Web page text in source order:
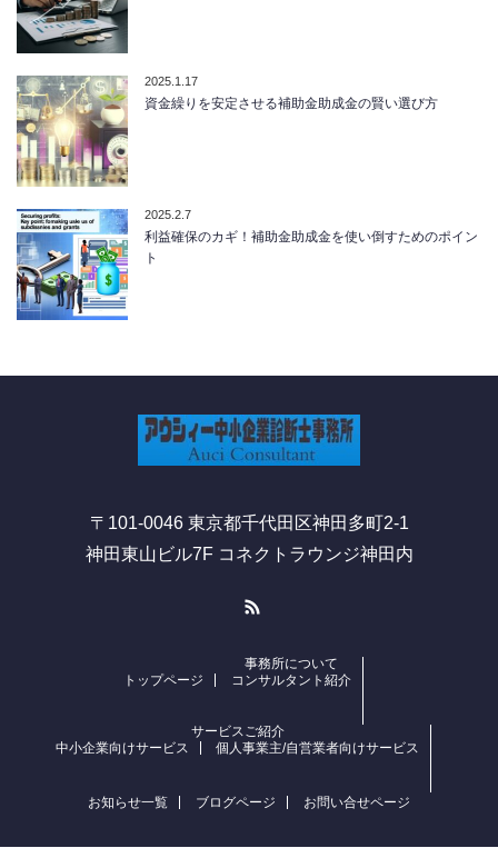
2025.1.17
資金繰りを安定させる補助金助成金の賢い選び方
2025.2.7
利益確保のカギ！補助金助成金を使い倒すためのポイン
ト
〒101-0046 東京都千代田区神田多町2-1
神田東山ビル7F コネクトラウンジ神田内
トップページ
事務所について
コンサルタント紹介
サービスご紹介
中小企業向けサービス
個人事業主/自営業者向けサービス
お知らせ一覧 ブログページ お問い合せページ